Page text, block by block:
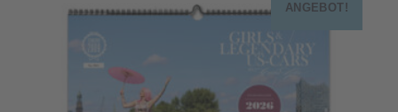
ANGEBOT!